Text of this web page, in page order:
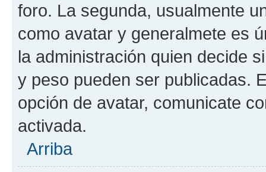
foro. La segunda, usualmente
como avatar y generalmete es
la administración quien decide
y peso pueden ser publicadas.
opción de avatar, comunicate
activada.
Arriba